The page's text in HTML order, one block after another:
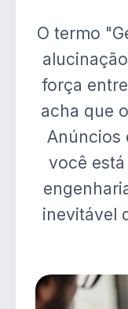
O termo
força
acha que
Anúncios
você
inevitável